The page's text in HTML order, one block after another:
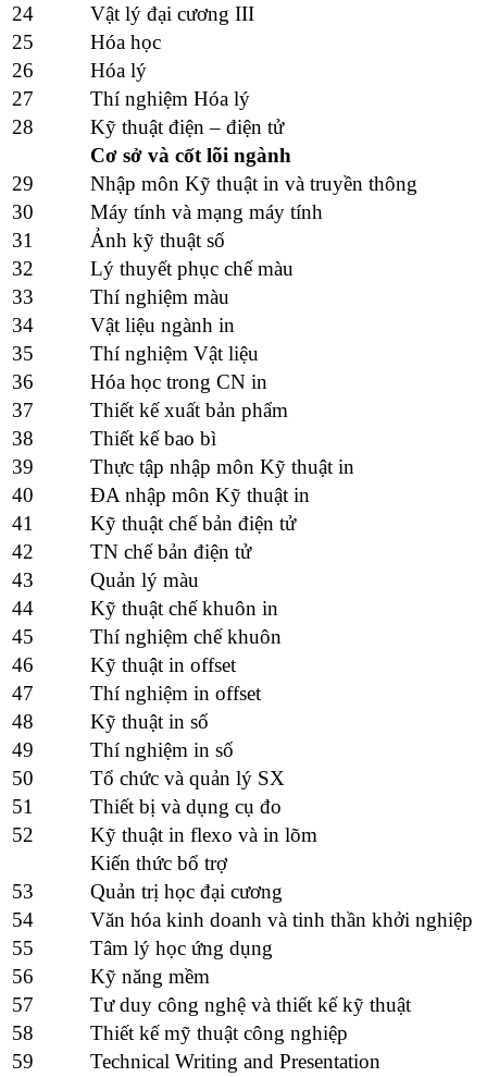
24
Vật lý đại cương III
25
Hóa học
26
Hóa lý
27
Thí nghiệm Hóa lý
28
Kỹ thuật điện – điện tử
Cơ sở và cốt lõi ngành
29
Nhập môn Kỹ thuật in và truyền thông
30
Máy tính và mạng máy tính
31
Ảnh kỹ thuật số
32
Lý thuyết phục chế màu
33
Thí nghiệm màu
34
Vật liệu ngành in
35
Thí nghiệm Vật liệu
36
Hóa học trong CN in
37
Thiết kế xuất bản phẩm
38
Thiết kế bao bì
39
Thực tập nhập môn Kỹ thuật in
40
ĐA nhập môn Kỹ thuật in
41
Kỹ thuật chế bản điện tử
42
TN chế bản điện tử
43
Quản lý màu
44
Kỹ thuật chế khuôn in
45
Thí nghiệm chế khuôn
46
Kỹ thuật in offset
47
Thí nghiệm in offset
48
Kỹ thuật in số
49
Thí nghiệm in số
50
Tổ chức và quản lý SX
51
Thiết bị và dụng cụ đo
52
Kỹ thuật in flexo và in lõm
Kiến thức bổ trợ
53
Quản trị học đại cương
54
Văn hóa kinh doanh và tinh thần khởi nghiệp
55
Tâm lý học ứng dụng
56
Kỹ năng mềm
57
Tư duy công nghệ và thiết kế kỹ thuật
58
Thiết kế mỹ thuật công nghiệp
59
Technical Writing and Presentation